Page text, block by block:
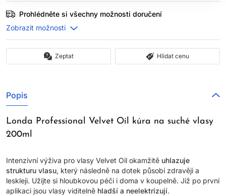
Prohlédněte si všechny možnosti doručení
Zeptat Hlídat cenu
Popis
Londa Professional Velvet Oil kúra na suché vlasy
200ml
Intenzivní výživa pro vlasy Velvet Oil okamžitě uhlazuje
strukturu vlasu, který následně na dotek působí zdravěji a
leskleji. Užijte si hloubkovou péči i doma v koupelně. Již po první
aplikaci jsou vlasy viditelně hladší a neelektrizují.